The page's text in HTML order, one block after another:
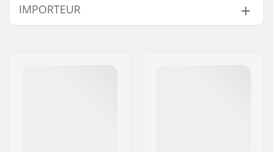
Materiaal:
Rem type:
Flex Fender
IMPORTEUR